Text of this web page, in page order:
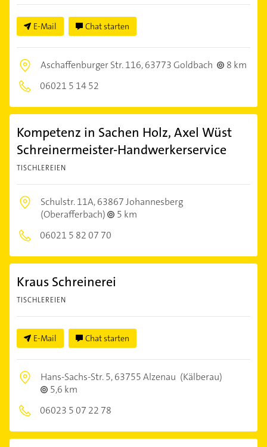
E-Mail Chat starten
Aschaffenburger Str. 116,63773 Goldbach
8 km
06021 5 14 52
Kompetenz in Sachen Holz, Axel Wüst
Schreinermeister-Handwerkerservice
TISCHLEREIEN
Schulstr. 11A,63867 Johannesberg
(Oberafferbach)
5 km
06021 5 82 07 70
Kraus Schreinerei
TISCHLEREIEN
E-Mail Chat starten
Hans-Sachs-Str. 5,63755 Alzenau (Kälberau)
5,6 km
06023 5 07 22 78